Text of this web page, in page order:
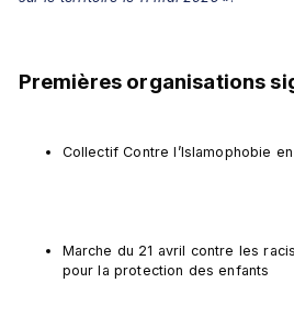
Premières organisations
Collectif Contre l’Islamophobie en
Marche du 21 avril contre les
pour la protection des enfants